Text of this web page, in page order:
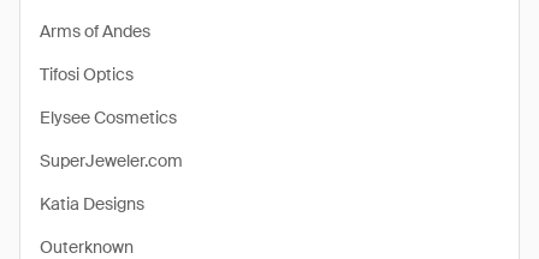
Arms of Andes
Tifosi Optics
Elysee Cosmetics
SuperJeweler.com
Katia Designs
Outerknown